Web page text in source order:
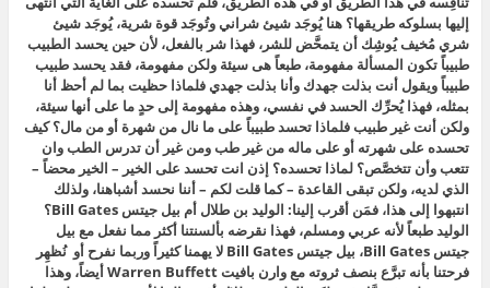
إليها بسلوكه طريقها؟ هنا يُوجَد شيئ شراني وتُوجَد قوة شرية، يُوجَد شيئ
شري مُخيف يُوشِك أن يتمحَّض للشر، فهذا شر بالفعل، لأن حين يحسد الطبيب
طبيباً تكون المسألة مفهومة، طبعاً هى سيئة ولكن مفهومة، فقد يحسد طبيب
طبيباً ويقول أنت بذلت جهدك وأنا بذلت جهدي فلماذا حظيت بما لم أحظ أنا
بمثله، فهذا يُحرِّك الحسد في نفسي، وهذه مفهومة إلى حدٍ ما على أنها سيئة،
ولكن أنت غير طبيب فلماذا تحسد طبيباً على ما نال من شهرة أو من مال؟ كيف
تحسده على شهرته أو على ماله من غير طب ومن غير أن تدرس الطب وان
تتعب وأن تتخصَّص؟ لماذا تحسده؟ إذن انت تحسد على الخير – الخير محضاً –
الذي لديه، ولكن تبقى القاعدة – كما قلت لكم – أننا نحسد أشباهنا، ولذلك
انتبهوا إلى هذا، فمَن أقرب إلينا: الوليد بن طلال أم بيل جيتس Bill Gates؟
الوليد طبعاً لأنه عربي ومسلم، فهذا نقرضه بألسنتنا أكثر مما نفعل مع بيل
جيتس Bill Gates، بيل جيتس Bill Gates لا يهمنا كثيراً وربما نفرح أو نُظهِر
فرحتنا بأنه تبرَّع بنصف ثروته مع وارن بافيت Warren Buffett أيضاً، وهذا